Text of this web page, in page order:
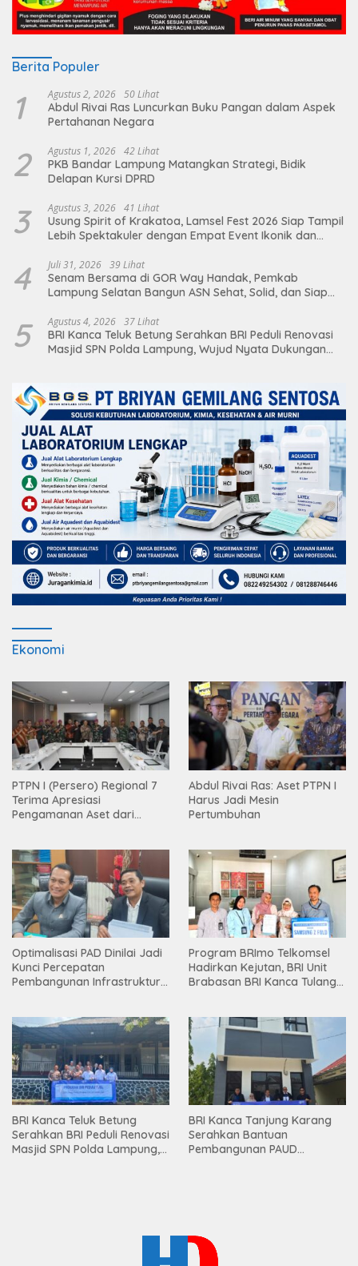
Berita Populer
1 Agustus 2, 2026 50 Lihat
Abdul Rivai Ras Luncurkan Buku Pangan dalam Aspek
Pertahanan Negara
2 Agustus 1, 2026 42 Lihat
PKB Bandar Lampung Matangkan Strategi, Bidik
Delapan Kursi DPRD
3 Agustus 3, 2026 41 Lihat
Usung Spirit of Krakatoa, Lamsel Fest 2026 Siap Tampil
Lebih Spektakuler dengan Empat Event Ikonik dan
4 Juli 31, 2026 39 Lihat
Senam Bersama di GOR Way Handak, Pemkab
Lampung Selatan Bangun ASN Sehat, Solid, dan Siap
5 Agustus 4, 2026 37 Lihat
BRI Kanca Teluk Betung Serahkan BRI Peduli Renovasi
Masjid SPN Polda Lampung, Wujud Nyata Dukungan
Ekonomi
PTPN I (Persero) Regional 7
Terima Apresiasi
Pengamanan Aset dari
Abdul Rivai Ras: Aset PTPN I
Harus Jadi Mesin
Pertumbuhan
Optimalisasi PAD Dinilai Jadi
Kunci Percepatan
Pembangunan Infrastruktur
Program BRImo Telkomsel
Hadirkan Kejutan, BRI Unit
Brabasan BRI Kanca Tulang
Mesuji
BRI Kanca Teluk Betung
Serahkan BRI Peduli Renovasi
Masjid SPN Polda Lampung,
BRI Kanca Tanjung Karang
Serahkan Bantuan
Pembangunan PAUD